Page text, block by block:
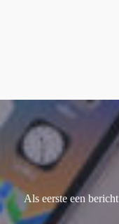
Als eerste een